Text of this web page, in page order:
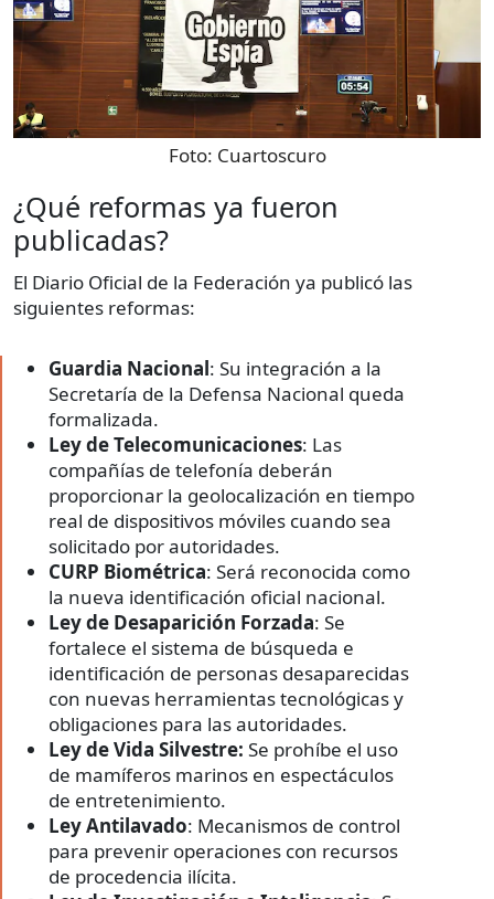
Foto: Cuartoscuro
¿Qué reformas ya fueron
publicadas?
El Diario Oficial de la Federación ya publicó las
siguientes reformas:
Guardia Nacional: Su integración a la
Secretaría de la Defensa Nacional queda
formalizada.
Ley de Telecomunicaciones: Las
compañías de telefonía deberán
proporcionar la geolocalización en tiempo
real de dispositivos móviles cuando sea
solicitado por autoridades.
CURP Biométrica: Será reconocida como
la nueva identificación oficial nacional.
Ley de Desaparición Forzada: Se
fortalece el sistema de búsqueda e
identificación de personas desaparecidas
con nuevas herramientas tecnológicas y
obligaciones para las autoridades.
Ley de Vida Silvestre: Se prohíbe el uso
de mamíferos marinos en espectáculos
de entretenimiento.
Ley Antilavado: Mecanismos de control
para prevenir operaciones con recursos
de procedencia ilícita.